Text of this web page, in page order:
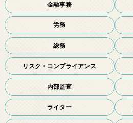
金融事務
労務
総務
リスク・コンプライアンス
内部監査
ライター